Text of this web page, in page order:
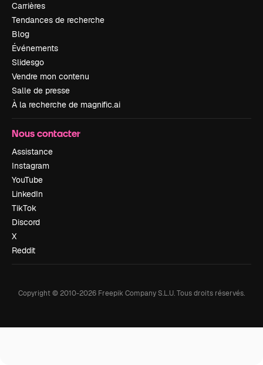
Carrières
Tendances de recherche
Blog
Événements
Slidesgo
Vendre mon contenu
Salle de presse
À la recherche de magnific.ai
Nous contacter
Assistance
Instagram
YouTube
LinkedIn
TikTok
Discord
X
Reddit
Copyright © 2010-2026 Freepik Company S.L.U.Tous droits réservés.